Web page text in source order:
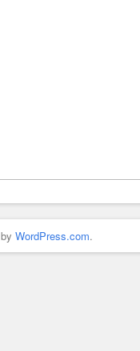
by WordPress.com.